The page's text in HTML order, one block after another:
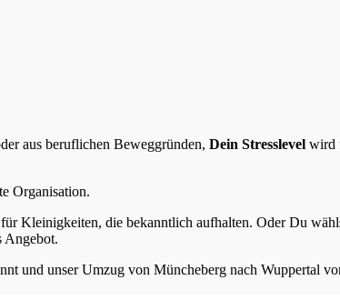
aus beruflichen Beweggründen, Dein Stresslevel wird
Organisation.
Kleinigkeiten, die bekanntlich aufhalten. Oder Du
Angebot.
und unser Umzug von Müncheberg nach Wuppertal